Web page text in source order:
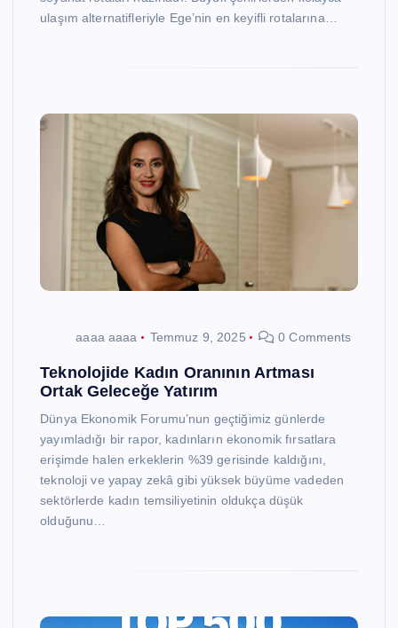
ulaşım alternatifleriyle Ege’nin en keyifli rotalarına…
aaaa aaaa Temmuz 9, 2025 0 Comments
Teknolojide Kadın Oranının Artması
Ortak Geleceğe Yatırım
Dünya Ekonomik Forumu’nun geçtiğimiz günlerde
yayımladığı bir rapor, kadınların ekonomik fırsatlara
erişimde halen erkeklerin %39 gerisinde kaldığını,
teknoloji ve yapay zekâ gibi yüksek büyüme vadeden
sektörlerde kadın temsiliyetinin oldukça düşük
olduğunu…